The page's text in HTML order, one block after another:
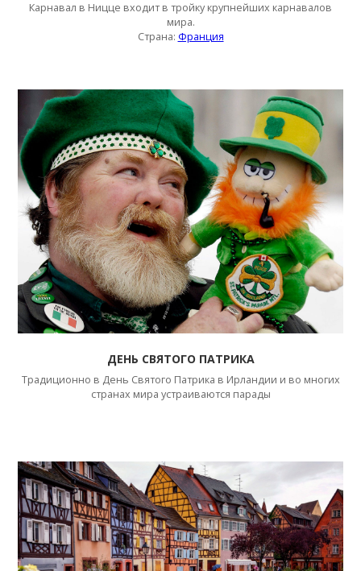
Карнавал в Ницце входит в тройку крупнейших карнавалов
мира.
Страна: Франция
ДЕНЬ СВЯТОГО ПАТРИКА
Традиционно в День Святого Патрика в Ирландии и во многих
странах мира устраиваются парады